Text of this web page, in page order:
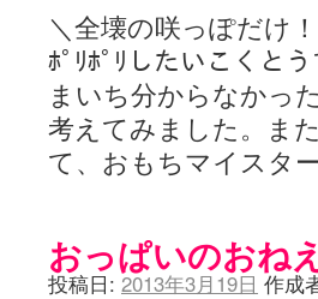
＼全壊の咲っぽだけ！
ﾎﾟﾘﾎﾟﾘしたいこくと
まいち分からなかっ
考えてみました。ま
て、おもちマイスタ
おっぱいのおね
投稿日: 2013年3月19日 作成